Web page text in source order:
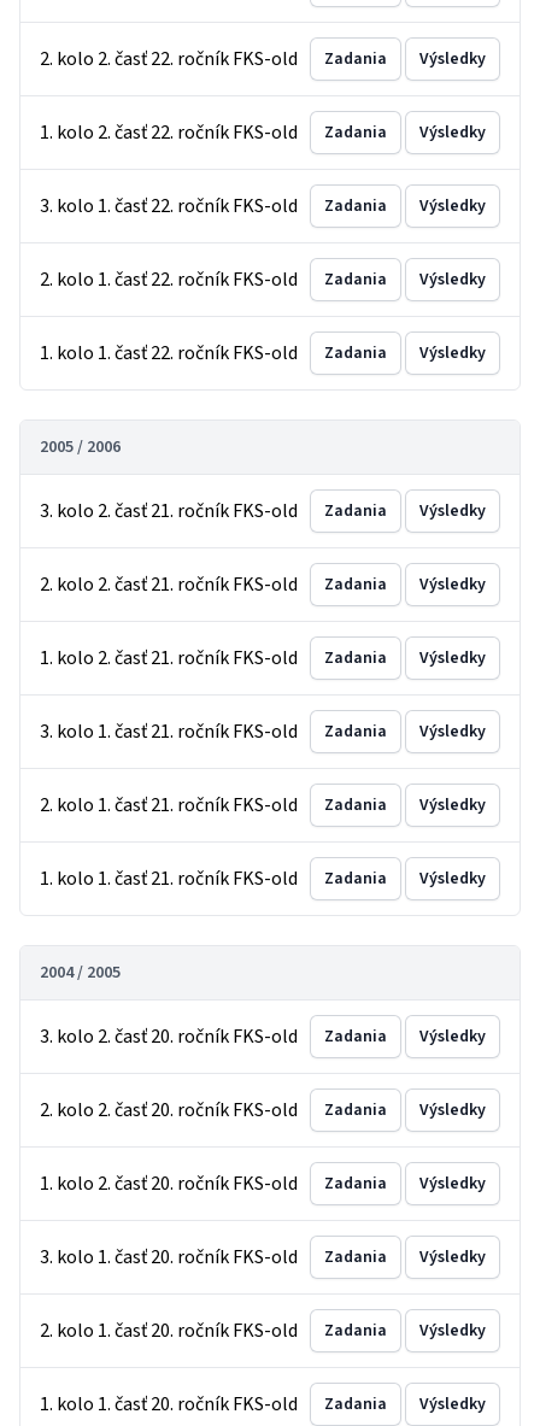
2. kolo 2. časť 22. ročník FKS-old Zadania Výsledky
1. kolo 2. časť 22. ročník FKS-old Zadania Výsledky
3. kolo 1. časť 22. ročník FKS-old Zadania Výsledky
2. kolo 1. časť 22. ročník FKS-old Zadania Výsledky
1. kolo 1. časť 22. ročník FKS-old Zadania Výsledky
2005 / 2006
3. kolo 2. časť 21. ročník FKS-old Zadania Výsledky
2. kolo 2. časť 21. ročník FKS-old Zadania Výsledky
1. kolo 2. časť 21. ročník FKS-old Zadania Výsledky
3. kolo 1. časť 21. ročník FKS-old Zadania Výsledky
2. kolo 1. časť 21. ročník FKS-old Zadania Výsledky
1. kolo 1. časť 21. ročník FKS-old Zadania Výsledky
2004 / 2005
3. kolo 2. časť 20. ročník FKS-old Zadania Výsledky
2. kolo 2. časť 20. ročník FKS-old Zadania Výsledky
1. kolo 2. časť 20. ročník FKS-old Zadania Výsledky
3. kolo 1. časť 20. ročník FKS-old Zadania Výsledky
2. kolo 1. časť 20. ročník FKS-old Zadania Výsledky
1. kolo 1. časť 20. ročník FKS-old Zadania Výsledky